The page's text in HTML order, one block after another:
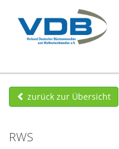
zurück zur Übersicht
RWS